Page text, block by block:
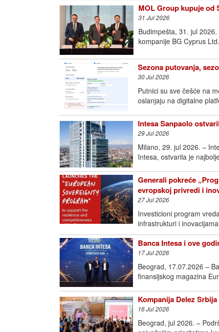
MOL Group kupuje od
31 Jul 2026
Budimpešta, 31. jul
kompanije BG Cyprus
Sezona putovanja,
30 Jul 2026
Putnici su sve češće na
oslanjaju na digitalne
Intesa Sanpaolo
29 Jul 2026
Milano, 29. jul 2026. –
Intesa, ostvarila je
Generali pokreće
evropskoj privredi i
27 Jul 2026
Investicioni program
infrastrukturi i
Banca Intesa i ove
17 Jul 2026
Beograd, 17.07.2026 –
finansijskog magazina
Kompanija Delez
16 Jul 2026
Beograd, jul 2026. –